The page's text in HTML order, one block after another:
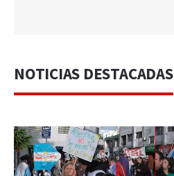
NOTICIAS DESTACADAS